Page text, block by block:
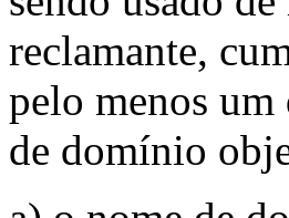
reclamante,
pelo menos um
de domínio